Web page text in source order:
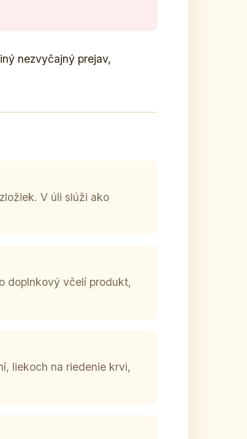
nezvyčajný prejav,
V úli slúži ako
doplnkový včelí produkt,
liekoch na riedenie krvi,